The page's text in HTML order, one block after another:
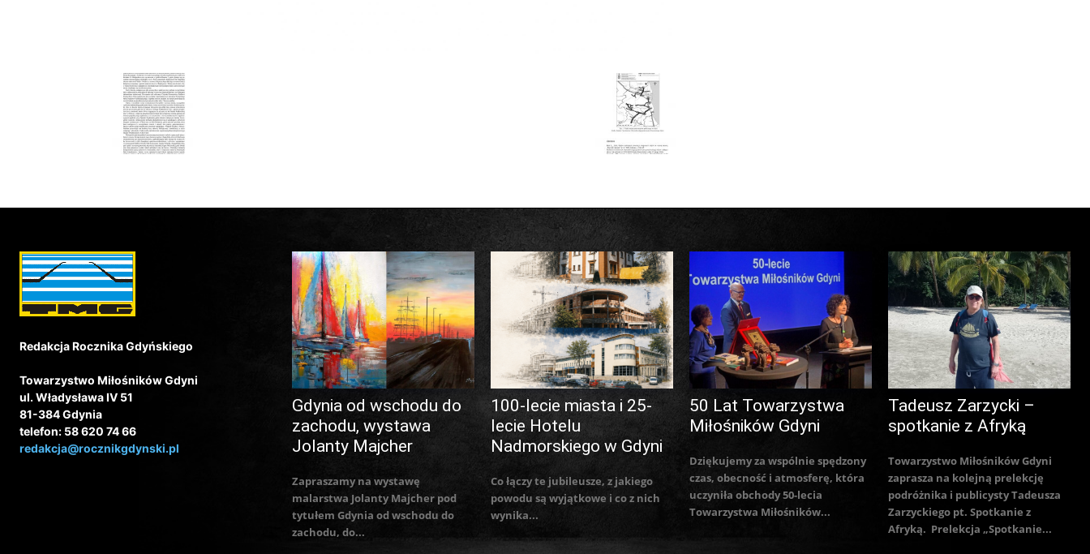
Redakcja Rocznika Gdyńskiego
Towarzystwo Miłośników Gdyni
ul. Władysława IV 51
81-384 Gdynia
telefon: 58 620 74 66
redakcja@rocznikgdynski.pl
Gdynia od wschodu do
zachodu, wystawa
Jolanty Majcher
Zapraszamy na wystawę
malarstwa Jolanty Majcher pod
tytułem Gdynia od wschodu do
zachodu, do...
100-lecie miasta i 25-
lecie Hotelu
Nadmorskiego w Gdyni
Co łączy te jubileusze, z jakiego
powodu są wyjątkowe i co z nich
wynika...
50 Lat Towarzystwa
Miłośników Gdyni
Dziękujemy za wspólnie spędzony
czas, obecność i atmosferę, która
uczyniła obchody 50-lecia
Towarzystwa Miłośników...
Tadeusz Zarzycki –
spotkanie z Afryką
Towarzystwo Miłośników Gdyni
zaprasza na kolejną prelekcję
podróżnika i publicysty Tadeusza
Zarzyckiego pt. Spotkanie z
Afryką. Prelekcja „Spotkanie...